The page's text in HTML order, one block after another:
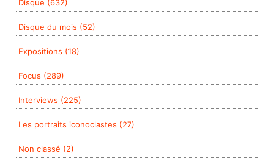
Disque (632)
Disque du mois (52)
Expositions (18)
Focus (289)
Interviews (225)
Les portraits iconoclastes (27)
Non classé (2)